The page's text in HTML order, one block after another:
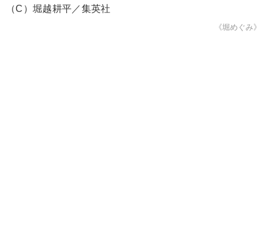
（C）堀越耕平／集英社
《堀めぐみ》